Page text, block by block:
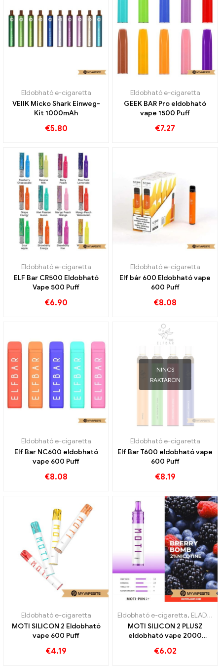
Eldobható e-cigaretta
VEIIK Micko Shark Einweg-
Kit 1000mAh
€5.80
Eldobható e-cigaretta
GEEK BAR Pro eldobható
vape 1500 Puff
€7.27
Eldobható e-cigaretta
ELF Bar CR500 Eldobható
Vape 500 Puff
€6.90
Eldobható e-cigaretta
Elf bár 600 Eldobható vape
600 Puff
€8.08
Eldobható e-cigaretta
Elf Bar NC600 eldobható
vape 600 Puff
€8.08
NINCS
RAKTÁRON
Eldobható e-cigaretta
Elf Bar T600 eldobható vape
600 Puff
€8.19
Eldobható e-cigaretta
MOTI SILICON 2 Eldobható
vape 600 Puff
€4.19
Eldobható e-cigaretta, ELADÁS %
MOTI SILICON 2 PLUSZ
eldobható vape 2000
€6.02